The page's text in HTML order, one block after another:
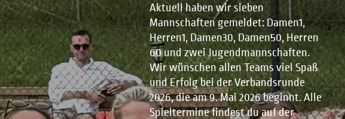
Aktuell haben wir sieben
Mannschaften gemeldet: Damen1,
Herren1, Damen30, Damen50, Herren
60 und zwei Jugendmannschaften.
Wir wünschen allen Teams viel Spaß
und Erfolg bei der Verbandsrunde
2026, die am 9. Mai 2026 beginnt. Alle
Spieltermine findest du auf der